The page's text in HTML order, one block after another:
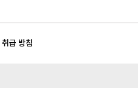
급 방침